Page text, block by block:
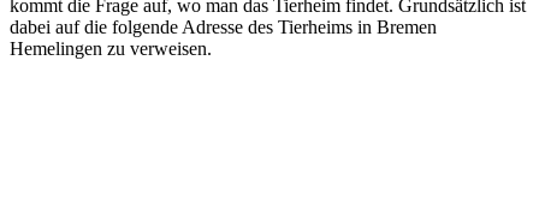
kommt die Frage auf, wo man das Tierheim findet. Grundsätzlich ist
dabei auf die folgende Adresse des Tierheims in Bremen
Hemelingen zu verweisen.